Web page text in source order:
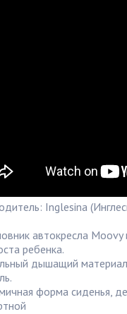
Inglesina
автокресла
ребенка.
дышащий
форма сиденья,